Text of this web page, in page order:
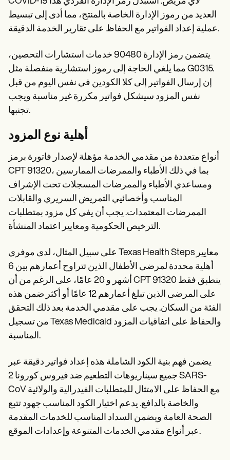
العديد من رموز الإدارة الخاصة بالمنتج، مما أدى إلى تبسيط
عملية إعداد الفواتير مع الحفاظ على تقارير الخدمة الدقيقة.
يتضمن رمز الإدارة 90480 خدمات استشارات التحصين،
مما يلغي الحاجة إلى رموز استشارية منفصلة مثل G0315.
إن إرسال الفواتير إلى كلا الكودين في نفس اليوم من قبل
نفس المزود سيشكل فواتير مكررة غير مناسبة ويجب
تجنبها.
أهلية نوع المزود
أنواع متعددة من مقدمي الخدمة مؤهلة لإصدار فاتورة برمز
CPT 91320، بما في ذلك الأطباء والممرضات الممارسين
ومساعدي الأطباء والممرضات المسجلات تحت الإشراف
المناسب وأخصائيي التمريض السريري والقابلات
الممرضات المعتمدات. يجب أن يفي كل مزود بمتطلبات
الترخيص الحكومية ومعايير اعتماد المنشأة.
على سبيل المثال، لدى موفري Texas Health Steps معايير
أهلية محددة لمرضى الأطفال الذين تتراوح أعمارهم بين 6
أشهر و 20 عامًا، على الرغم من أن CPT 91320 ينطبق فقط
على المرضى الذين تبلغ أعمارهم 12 عامًا أو أكثر ضمن هذه
الفئة من السكان. يجب على مقدمي الخدمة بعد ذلك التحقق
من تسجيل Texas Medicaid والحفاظ على اتفاقيات المزود
المناسبة.
يضمن فهم بنية الكود الشاملة هذه إعداد فواتير دقيقة عبر
جميع سيناريوهات التطعيم ضد فيروس كورونا 2 SARS-
CoV مع الحفاظ على الامتثال للمتطلبات الفيدرالية والولائية
والخاصة بالدافع. يدعم اختيار الكود المناسب جهود تتبع
الصحة العامة ويضمن السداد المناسب للخدمات المقدمة
عبر أنواع مقدمي الخدمات المتنوعة وإعدادات الموقع.